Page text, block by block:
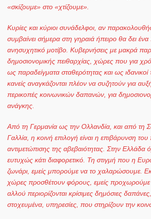
«σκίζουμε» στο «χτίζουμε».
Κυρίες και κύριοι συνάδελφοι, αν
συμβαίνει σήμερα στη γηραιά ήπειρο θα δει ένα
ανησυχητικό μοτίβο. Κυβερνήσεις με μακρά
δημοσιονομικής πειθαρχίας, χώρες που για
ως παραδείγματα σταθερότητας και ως ιδανικοί
κανείς αναγκάζονται πλέον να συζητούν για
περικοπές κοινωνικών δαπανών, για
ανάγκης.
Από τη Γερμανία ως την Ολλανδία, και από τη
Γαλλία, η κοινή επιλογή είναι η επιβάρυνση
αντιμετώπισης της αβεβαιότητας. Στην Ελλάδα
ευτυχώς κάτι διαφορετικό. Τη στιγμή που η
ζωνάρι, εμείς μπορούμε να το χαλαρώσουμε.
χώρες προσθέτουν φόρους, εμείς προχωρούμε
αλλού περιορίζονται κρίσιμες δημόσιες
στοχευμένα, υπηρεσίες, που στηρίζουν την